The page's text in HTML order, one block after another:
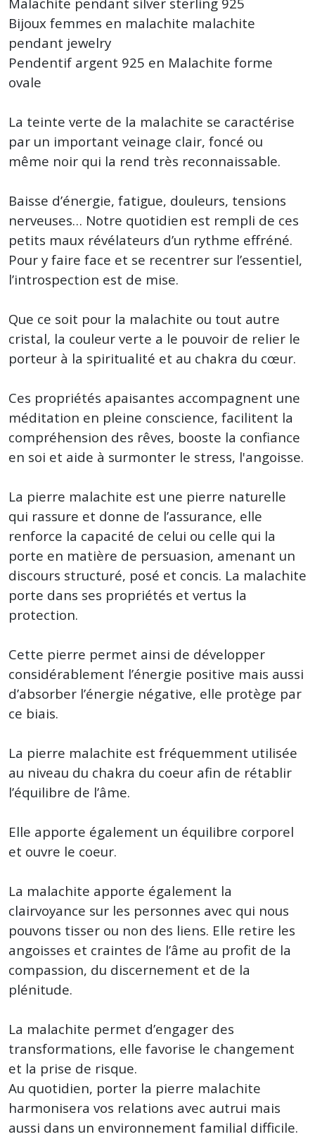
Bijoux femmes en malachite malachite
pendant jewelry
Pendentif argent 925 en Malachite forme
ovale
La teinte verte de la malachite se caractérise
par un important veinage clair, foncé ou
même noir qui la rend très reconnaissable.
Baisse d’énergie, fatigue, douleurs, tensions
nerveuses… Notre quotidien est rempli de ces
petits maux révélateurs d’un rythme effréné.
Pour y faire face et se recentrer sur l’essentiel,
l’introspection est de mise.
Que ce soit pour la malachite ou tout autre
cristal, la couleur verte a le pouvoir de relier le
porteur à la spiritualité et au chakra du cœur.
Ces propriétés apaisantes accompagnent une
méditation en pleine conscience, facilitent la
compréhension des rêves, booste la confiance
en soi et aide à surmonter le stress, l'angoisse.
La pierre malachite est une pierre naturelle
qui rassure et donne de l’assurance, elle
renforce la capacité de celui ou celle qui la
porte en matière de persuasion, amenant un
discours structuré, posé et concis. La malachite
porte dans ses propriétés et vertus la
protection.
Cette pierre permet ainsi de développer
considérablement l’énergie positive mais aussi
d’absorber l’énergie négative, elle protège par
ce biais.
La pierre malachite est fréquemment utilisée
au niveau du chakra du coeur afin de rétablir
l’équilibre de l’âme.
Elle apporte également un équilibre corporel
et ouvre le coeur.
La malachite apporte également la
clairvoyance sur les personnes avec qui nous
pouvons tisser ou non des liens. Elle retire les
angoisses et craintes de l’âme au profit de la
compassion, du discernement et de la
plénitude.
La malachite permet d’engager des
transformations, elle favorise le changement
et la prise de risque.
Au quotidien, porter la pierre malachite
harmonisera vos relations avec autrui mais
aussi dans un environnement familial difficile.